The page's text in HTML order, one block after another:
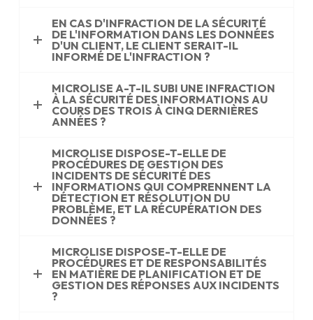
EN CAS D'INFRACTION DE LA SÉCURITÉ
DE L'INFORMATION DANS LES DONNÉES
D'UN CLIENT, LE CLIENT SERAIT-IL
INFORMÉ DE L'INFRACTION ?
MICROLISE A-T-IL SUBI UNE INFRACTION
À LA SÉCURITÉ DES INFORMATIONS AU
COURS DES TROIS À CINQ DERNIÈRES
ANNÉES ?
MICROLISE DISPOSE-T-ELLE DE
PROCÉDURES DE GESTION DES
INCIDENTS DE SÉCURITÉ DES
INFORMATIONS QUI COMPRENNENT LA
DÉTECTION ET RÉSOLUTION DU
PROBLÈME, ET LA RÉCUPÉRATION DES
DONNÉES ?
MICROLISE DISPOSE-T-ELLE DE
PROCÉDURES ET DE RESPONSABILITÉS
EN MATIÈRE DE PLANIFICATION ET DE
GESTION DES RÉPONSES AUX INCIDENTS
?